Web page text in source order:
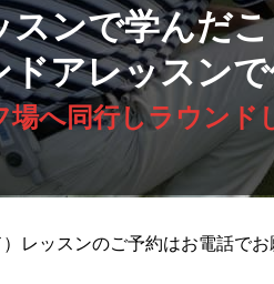
スンで学んだ
ドアレッスン
場へ同行しラウンド
レッスンのご予約はお電話でお